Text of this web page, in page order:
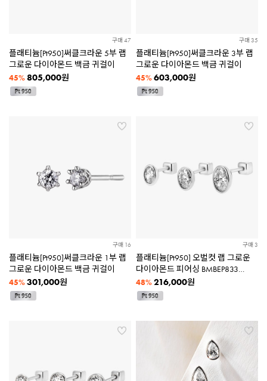
구매 47
플래티늄[Pt950]써클크라운 5부 랩
그로운 다이아몬드 백금 귀걸이
45% 805,000원
구매 35
플래티늄[Pt950]써클크라운 3부 랩
그로운 다이아몬드 백금 귀걸이
45% 603,000원
구매 16
플래티늄[Pt950]써클크라운 1부 랩
그로운 다이아몬드 백금 귀걸이
45% 301,000원
구매 3
플래티늄[Pt950] 오벌컷 랩 그로운
다이아몬드 피어싱 BMBEP833
[3종택1]
48% 216,000원